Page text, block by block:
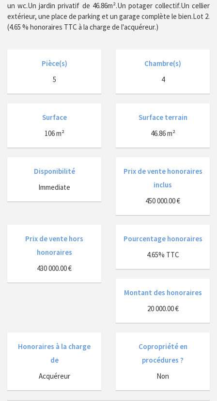
un wc.Un jardin privatif de 46.86m².Un potager collectif.Un cellier
extérieur, une place de parking et un garage complète le bien.Lot 2.
(4.65 % honoraires TTC à la charge de l'acquéreur.)
Pièce(s)
5
Chambre(s)
4
Surface
106 m²
Surface terrain
46.86 m²
Disponibilité
Immediate
Prix de vente honoraires
inclus
450 000.00 €
Prix de vente hors
honoraires
430 000.00 €
Pourcentage honoraires
4.65% TTC
Montant des honoraires
20 000.00 €
Honoraires à la charge
de
Acquéreur
Copropriété en
procédures ?
Non